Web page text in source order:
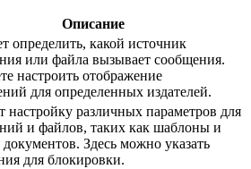
Описание
определить, какой источник
или файла вызывает сообщения.
настроить отображение
для определенных издателей.
настройку различных параметров для
и файлов, таких как шаблоны и
документов. Здесь можно указать
для блокировки.